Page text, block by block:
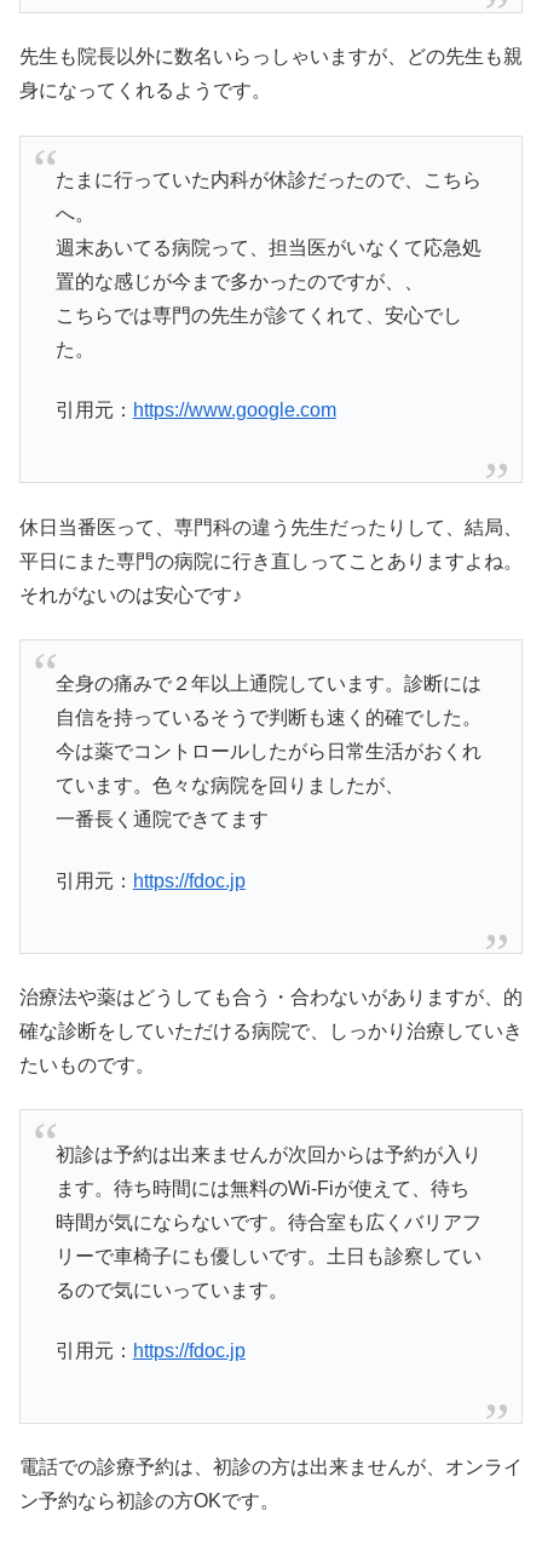
先生も院長以外に数名いらっしゃいますが、どの先生も親
身になってくれるようです。
たまに行っていた内科が休診だったので、こちら
へ。
週末あいてる病院って、担当医がいなくて応急処
置的な感じが今まで多かったのですが、、
こちらでは専門の先生が診てくれて、安心でし
た。
引用元： https://www.google.com
休日当番医って、専門科の違う先生だったりして、結局、
平日にまた専門の病院に行き直しってことありますよね。
それがないのは安心です♪
全身の痛みで２年以上通院しています。診断には
自信を持っているそうで判断も速く的確でした。
今は薬でコントロールしたがら日常生活がおくれ
ています。色々な病院を回りましたが、
一番長く通院できてます
引用元： https://fdoc.jp
治療法や薬はどうしても合う・合わないがありますが、的
確な診断をしていただける病院で、しっかり治療していき
たいものです。
初診は予約は出来ませんが次回からは予約が入り
ます。待ち時間には無料のWi-Fiが使えて、待ち
時間が気にならないです。待合室も広くバリアフ
リーで車椅子にも優しいです。土日も診察してい
るので気にいっています。
引用元： https://fdoc.jp
電話での診療予約は、初診の方は出来ませんが、オンライ
ン予約なら初診の方OKです。